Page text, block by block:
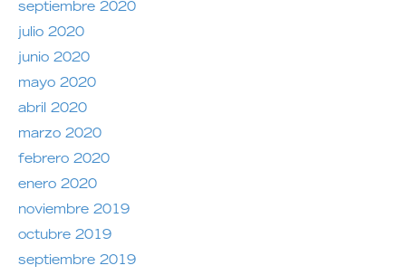
septiembre 2020
julio 2020
junio 2020
mayo 2020
abril 2020
marzo 2020
febrero 2020
enero 2020
noviembre 2019
octubre 2019
septiembre 2019